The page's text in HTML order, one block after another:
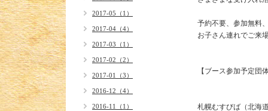
予約不要、参加無料
お子さん連れでご来
【ブース参加予定団
札幌むすびば（北海
2017-05（1）
2017-04（4）
2017-03（1）
2017-02（2）
2017-01（3）
2016-12（4）
2016-11（1）